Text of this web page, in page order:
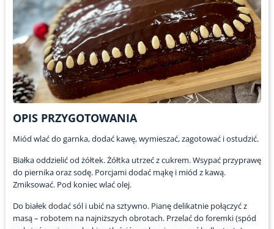
OPIS PRZYGOTOWANIA
Miód wlać do garnka, dodać kawę, wymieszać, zagotować i ostudzić.
Białka oddzielić od żółtek. Żółtka utrzeć z cukrem. Wsypać przyprawę
do piernika oraz sodę. Porcjami dodać mąkę i miód z kawą.
Zmiksować. Pod koniec wlać olej.
Do białek dodać sól i ubić na sztywno. Pianę delikatnie połączyć z
masą – robotem na najniższych obrotach. Przelać do foremki (spód